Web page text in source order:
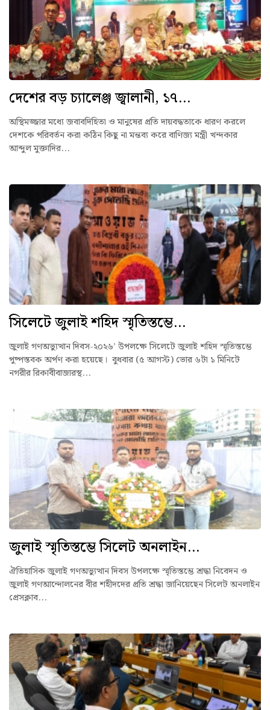
দেশের বড় চ্যালেঞ্জ জ্বালানী, ১৭...
অস্থিমজ্জার মধ্যে জবাবদিহিতা ও মানুষের প্রতি দায়বদ্ধতাকে ধারণ করলে
দেশকে পরিবর্তন করা কঠিন কিছু না মন্তব্য করে বাণিজ্য মন্ত্রী খন্দকার
আব্দুল মুক্তাদির...
সিলেটে জুলাই শহিদ স্মৃতিস্তম্ভে...
জুলাই গণঅভ্যুত্থান দিবস-২০২৬’ উপলক্ষে সিলেটে জুলাই শহিদ স্মৃতিস্তম্ভে
পুষ্পস্তবক অর্পণ করা হয়েছে। বুধবার (৫ আগস্ট) ভোর ৬টা ১ মিনিটে
নগরীর রিকাবীবাজারস্থ...
জুলাই স্মৃতিস্তম্ভে সিলেট অনলাইন...
ঐতিহাসিক জুলাই গণঅভ্যুত্থান দিবস উপলক্ষে স্মৃতিস্তম্ভে শ্রদ্ধা নিবেদন ও
জুলাই গণআন্দোলনের বীর শহীদদের প্রতি শ্রদ্ধা জানিয়েছেন সিলেট অনলাইন
প্রেসক্লাব...